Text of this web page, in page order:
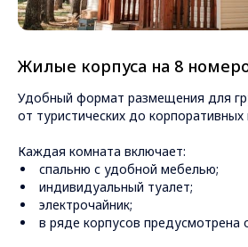
Жилые корпуса на 8
Удобный формат размещения для
от туристических до
Каждая комната включает:
спальню с удобной мебелью;
индивидуальный туалет;
электрочайник;
в ряде корпусов предусмотрена